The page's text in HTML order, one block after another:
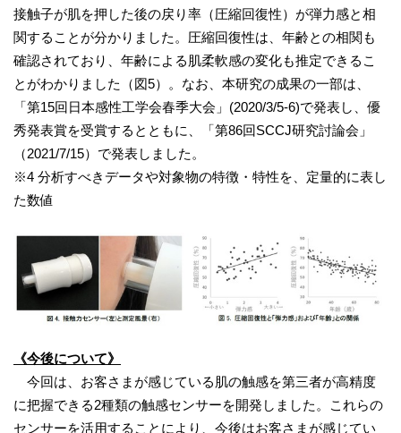
接触子が肌を押した後の戻り率（圧縮回復性）が弾力感と相
関することが分かりました。圧縮回復性は、年齢との相関も
確認されており、年齢による肌柔軟感の変化も推定できるこ
とがわかりました（図5）。なお、本研究の成果の一部は、
「第15回日本感性工学会春季大会」(2020/3/5-6)で発表し、優
秀発表賞を受賞するとともに、「第86回SCCJ研究討論会」
（2021/7/15）で発表しました。
※4 分析すべきデータや対象物の特徴・特性を、定量的に表し
た数値
《今後について》
今回は、お客さまが感じている肌の触感を第三者が高精度
に把握できる2種類の触感センサーを開発しました。これらの
センサーを活用することにより、今後はお客さまが感じてい